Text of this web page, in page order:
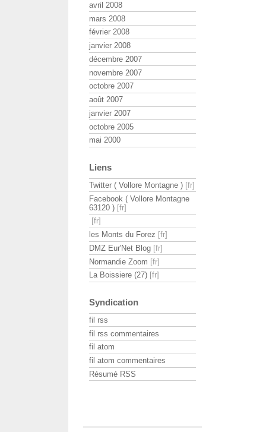
avril 2008
mars 2008
février 2008
janvier 2008
décembre 2007
novembre 2007
octobre 2007
août 2007
janvier 2007
octobre 2005
mai 2000
Liens
Twitter ( Vollore Montagne )
Facebook ( Vollore Montagne
63120 )
les Monts du Forez
DMZ Eur'Net Blog
Normandie Zoom
La Boissiere (27)
Syndication
fil rss
fil rss commentaires
fil atom
fil atom commentaires
Résumé RSS